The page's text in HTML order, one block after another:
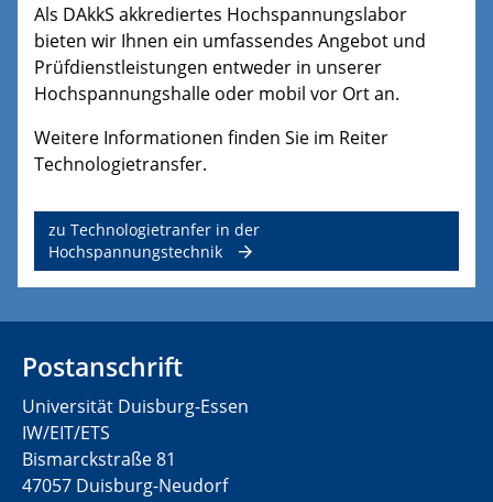
Als DAkkS akkrediertes Hochspannungslabor
bieten wir Ihnen ein umfassendes Angebot und
Prüfdienstleistungen entweder in unserer
Hochspannungshalle oder mobil vor Ort an.
Weitere Informationen finden Sie im Reiter
Technologietransfer.
zu Technologietranfer in der
Hochspannungstechnik
Postanschrift
Universität Duisburg-Essen
IW/EIT/ETS
Bismarckstraße 81
47057 Duisburg-Neudorf